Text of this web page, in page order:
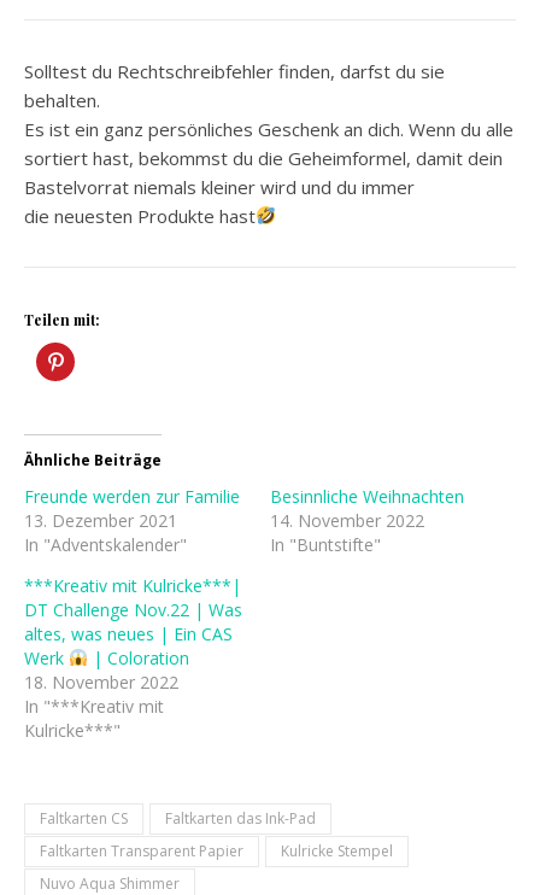
Solltest du Rechtschreibfehler finden, darfst du sie
behalten.
Es ist ein ganz persönliches Geschenk an dich. Wenn du alle
sortiert hast, bekommst du die Geheimformel, damit dein
Bastelvorrat niemals kleiner wird und du immer
die neuesten Produkte hast
Teilen mit:
Ähnliche Beiträge
Freunde werden zur Familie
13. Dezember 2021
In "Adventskalender"
Besinnliche Weihnachten
14. November 2022
In "Buntstifte"
***Kreativ mit Kulricke***|
DT Challenge Nov.22 | Was
altes, was neues | Ein CAS
Werk
| Coloration
18. November 2022
In "***Kreativ mit
Kulricke***"
Faltkarten CS
Faltkarten das Ink-Pad
Faltkarten Transparent Papier
Kulricke Stempel
Nuvo Aqua Shimmer